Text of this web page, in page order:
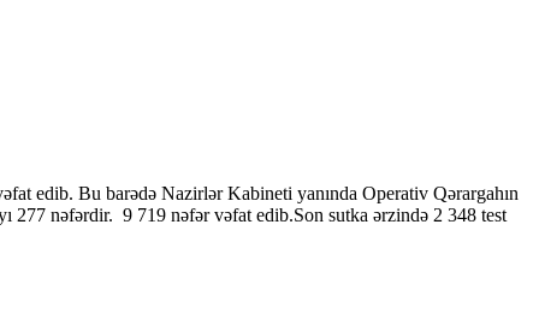
edib. Bu barədə Nazirlər Kabineti yanında Operativ Qərargahın
277 nəfərdir. 9 719 nəfər vəfat edib.Son sutka ərzində 2 348 test